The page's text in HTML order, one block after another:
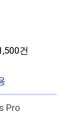
건
Pro